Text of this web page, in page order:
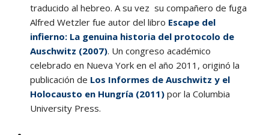
traducido al hebreo. A su vez su compañero de fuga
Alfred Wetzler fue autor del libro Escape del
infierno: La genuina historia del protocolo de
Auschwitz (2007). Un congreso académico
celebrado en Nueva York en el año 2011, originó la
publicación de Los Informes de Auschwitz y el
Holocausto en Hungría (2011) por la Columbia
University Press.